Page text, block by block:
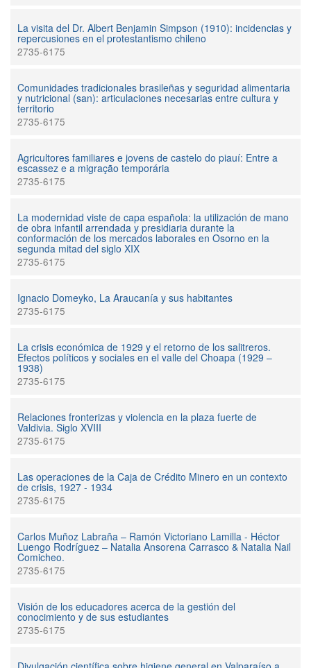
La visita del Dr. Albert Benjamin Simpson (1910): incidencias y
repercusiones en el protestantismo chileno
2735-6175
Comunidades tradicionales brasileñas y seguridad alimentaria
y nutricional (san): articulaciones necesarias entre cultura y
territorio
2735-6175
Agricultores familiares e jovens de castelo do piauí: Entre a
escassez e a migração temporária
2735-6175
La modernidad viste de capa española: la utilización de mano
de obra infantil arrendada y presidiaria durante la
conformación de los mercados laborales en Osorno en la
segunda mitad del siglo XIX
2735-6175
Ignacio Domeyko, La Araucanía y sus habitantes
2735-6175
La crisis económica de 1929 y el retorno de los salitreros.
Efectos políticos y sociales en el valle del Choapa (1929 –
1938)
2735-6175
Relaciones fronterizas y violencia en la plaza fuerte de
Valdivia. Siglo XVIII
2735-6175
Las operaciones de la Caja de Crédito Minero en un contexto
de crisis, 1927 - 1934
2735-6175
Carlos Muñoz Labraña – Ramón Victoriano Lamilla - Héctor
Luengo Rodríguez – Natalia Ansorena Carrasco & Natalia Nail
Comicheo.
2735-6175
Visión de los educadores acerca de la gestión del
conocimiento y de sus estudiantes
2735-6175